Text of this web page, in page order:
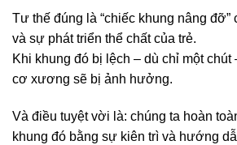
Tư thế đúng là “chiếc khung nâng đỡ”
và sự phát triển thể chất của trẻ.
Khi khung đó bị lệch – dù chỉ một chút
cơ xương sẽ bị ảnh hưởng.
Và điều tuyệt vời là: chúng ta hoàn
khung đó bằng sự kiên trì và hướng